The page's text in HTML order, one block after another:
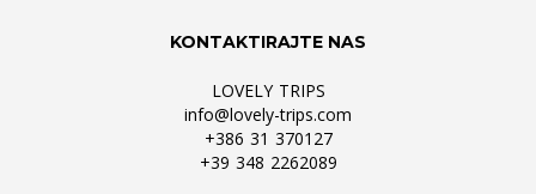
KONTAKTIRAJTE NAS
LOVELY TRIPS
info@lovely-trips.com
+386 31 370127
+39 348 2262089